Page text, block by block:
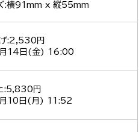
:横91mm x 縦55mm
:2,530円
14日(金) 16:00
:5,830円
10日(月) 11:52